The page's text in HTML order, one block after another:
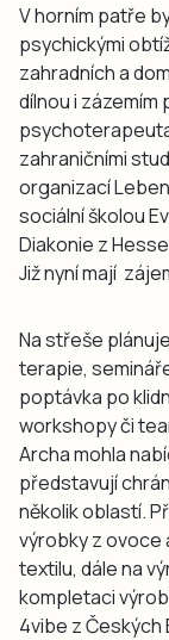
V horním patře
psychickými
zahradních a
dílnou i
zahraničními
organizací
sociální školou
Diakonie z
Již nyní mají
Na střeše
terapie,
poptávka po
workshopy či
Archa mohla
představují
několik oblastí.
výrobky z ovoce
textilu, dále na
kompletaci
4vibe z Českých